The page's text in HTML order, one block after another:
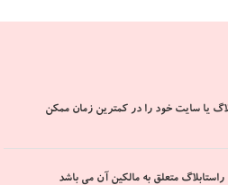
یا سایت خود را در کمترین زمان ممکن